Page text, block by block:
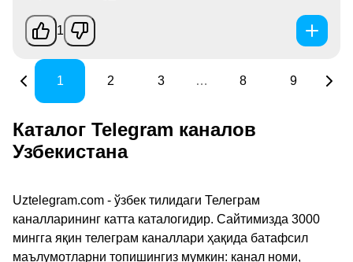
1
1 2 3 … 8 9
Каталог Telegram каналов
Узбекистана
Uztelegram.com - ўзбек тилидаги Телеграм
каналларининг катта каталогидир. Сайтимизда 3000
мингга яқин телеграм каналлари ҳақида батафсил
маълумотларни топишингиз мумкин: канал номи,